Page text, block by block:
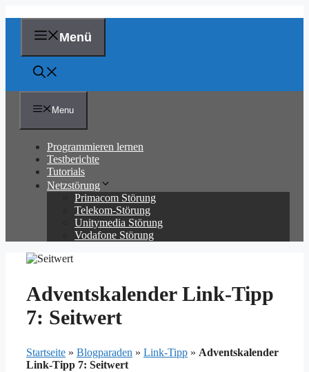
Inhalt
springen
Menü
Menu
Programmieren lernen
Testberichte
Tutorials
Netzstörung
Primacom Störung
Telekom-Störung
Unitymedia Störung
Vodafone Störung
Adventskalender Link-Tipp
7: Seitwert
Startseite » Blogparaden » Link-Tipp » Adventskalender
Link-Tipp 7: Seitwert